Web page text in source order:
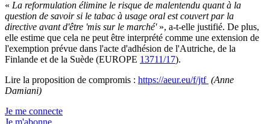
« La reformulation élimine le risque de malentendu quant à la
question de savoir si le tabac à usage oral est couvert par la
directive avant d'être 'mis sur le marché' », a-t-elle justifié. De plus,
elle estime que cela ne peut être interprété comme une extension de
l'exemption prévue dans l'acte d'adhésion de l'Autriche, de la
Finlande et de la Suède (EUROPE 13711/17).
Lire la proposition de compromis : https://aeur.eu/f/jtf (Anne
Damiani)
Je me connecte
Je m'abonne